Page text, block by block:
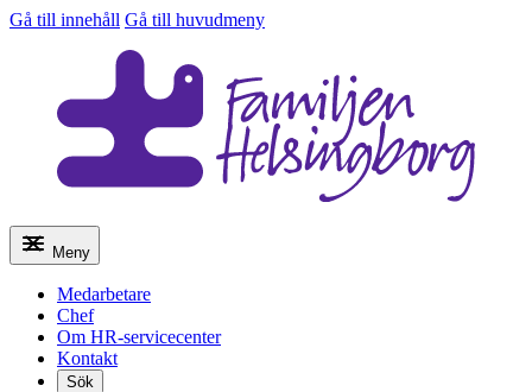
Gå till innehåll Gå till huvudmeny
Meny
Medarbetare
Chef
Om HR-servicecenter
Kontakt
Sök